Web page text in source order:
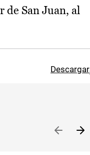
de San Juan, al
Descargar